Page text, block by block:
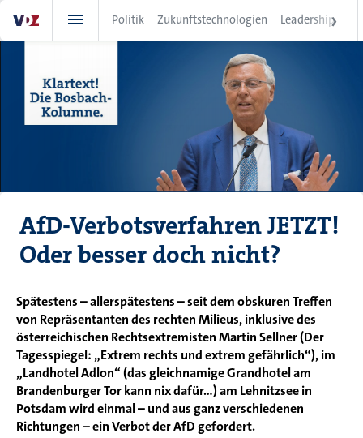
zum
Inhalt
Politik Zukunftstechnologien Leadership
AfD-Verbotsverfahren JETZT!
Oder besser doch nicht?
Spätestens – allerspätestens – seit dem obskuren Treffen
von Repräsentanten des rechten Milieus, inklusive des
österreichischen Rechtsextremisten Martin Sellner (Der
Tagesspiegel: „Extrem rechts und extrem gefährlich“), im
„Landhotel Adlon“ (das gleichnamige Grandhotel am
Brandenburger Tor kann nix dafür...) am Lehnitzsee in
Potsdam wird einmal – und aus ganz verschiedenen
Richtungen – ein Verbot der AfD gefordert.